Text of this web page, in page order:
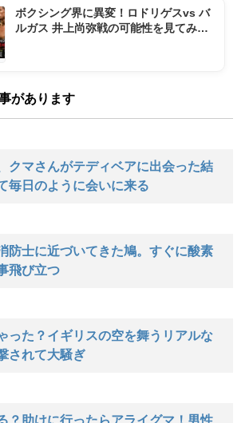
ボクシング界に異変！ロドリゲスvs バ
ルガス 井上尚弥戦の可能性を見てみよ
があります
クマさんがテディベアに出会った結
毎日のように会いに来る
防士に近づいてきた鳩。すぐに酸素
飛び立つ
った？イギリスの空を舞うリアルな
されて大騒ぎ
？助けに行ったらアライグマ！男性